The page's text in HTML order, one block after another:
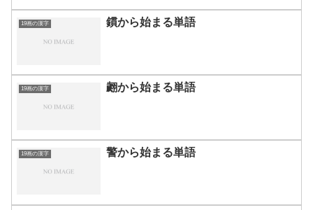
19画の漢字 鏆から始まる単語
19画の漢字 翽から始まる単語
19画の漢字 警から始まる単語